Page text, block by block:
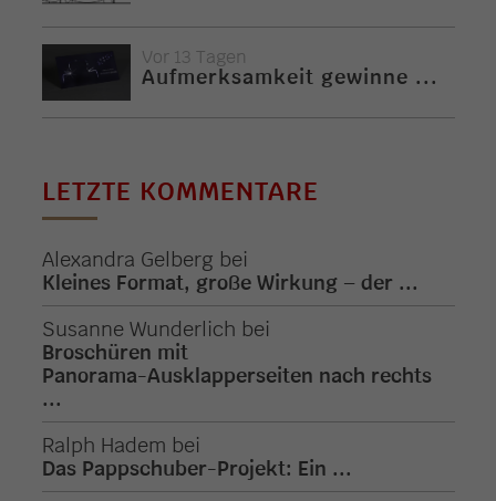
Vor 13 Tagen
Aufmerksamkeit gewinne ...
LETZTE KOMMENTARE
Alexandra Gelberg bei
Kleines Format, große Wirkung – der ...
Susanne Wunderlich bei
Broschüren mit
Panorama-Ausklapperseiten nach rechts
...
Ralph Hadem bei
Das Pappschuber-Projekt: Ein ...